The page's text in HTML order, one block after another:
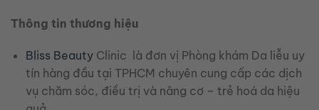
Thông tin thương hiệu
Bliss BeautyClinic là đơn vị Phòng khám Da liễu uy
tín hàng đầu tại TPHCM chuyên cung cấp các dịch
vụ chăm sóc, điều trị và nâng cơ – trẻ hoá da hiệu